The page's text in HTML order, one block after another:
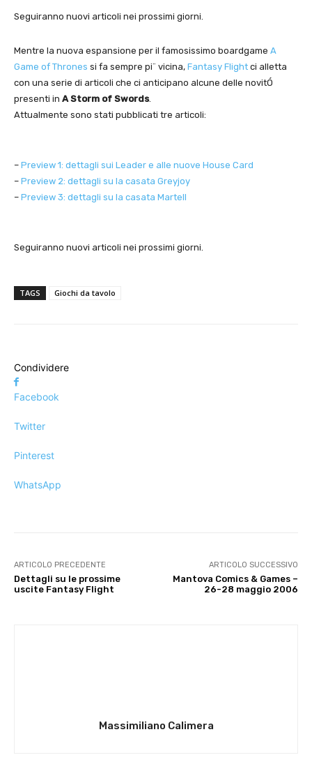
Seguiranno nuovi articoli nei prossimi giorni.
Mentre la nuova espansione per il famosissimo boardgame A
Game of Thrones si fa sempre pi¨ vicina, Fantasy Flight ci alletta
con una serie di articoli che ci anticipano alcune delle novitÓ
presenti in A Storm of Swords.
Attualmente sono stati pubblicati tre articoli:
– Preview 1: dettagli sui Leader e alle nuove House Card
– Preview 2: dettagli su la casata Greyjoy
– Preview 3: dettagli su la casata Martell
Seguiranno nuovi articoli nei prossimi giorni.
TAGS Giochi da tavolo
Condividere
Facebook
Twitter
Pinterest
WhatsApp
ARTICOLO PRECEDENTE
Dettagli su le prossime
uscite Fantasy Flight
ARTICOLO SUCCESSIVO
Mantova Comics & Games –
26-28 maggio 2006
Massimiliano Calimera